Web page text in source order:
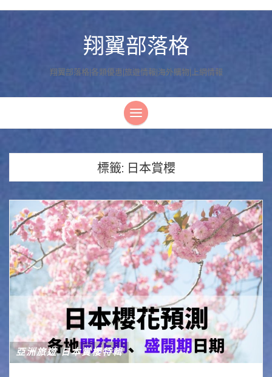
翔翼部落格
翔翼部落格|各類優惠|旅遊情報|海外購物|上網情報
標籤: 日本賞櫻
亞洲旅遊,日本賞櫻特輯